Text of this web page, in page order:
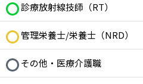
診療放射線技師（RT）
管理栄養士/栄養士（NRD）
その他・医療介護職